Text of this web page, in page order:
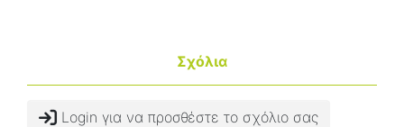
Σχόλια
Login για να προσθέστε το σχόλιο σας